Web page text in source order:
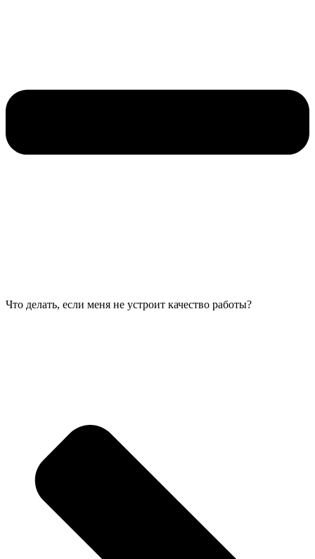
Что делать, если меня не устроит качество работы?